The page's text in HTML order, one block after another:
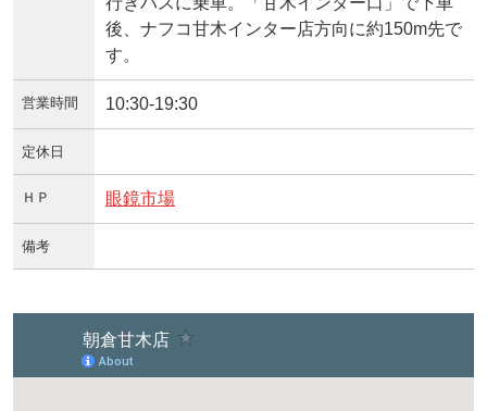
後、ナフコ甘木インター店方向に約150m先で
す。
営業時間 10:30-19:30
定休日
ＨＰ 眼鏡市場
備考